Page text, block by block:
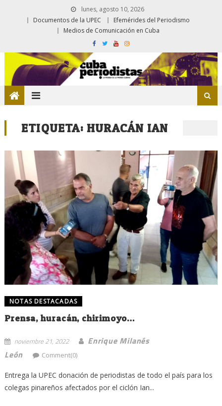
lunes, agosto 10, 2026
Documentos de la UPEC
Efemérides del Periodismo
Medios de Comunicación en Cuba
ETIQUETA: HURACÁN IAN
NOTAS DESTACADAS
Prensa, huracán, chirimoyo…
noviembre 21, 2022
Enrique Milanés
León
Comment(0)
Entrega la UPEC donación de periodistas de todo el país para los
colegas pinareños afectados por el ciclón Ian...